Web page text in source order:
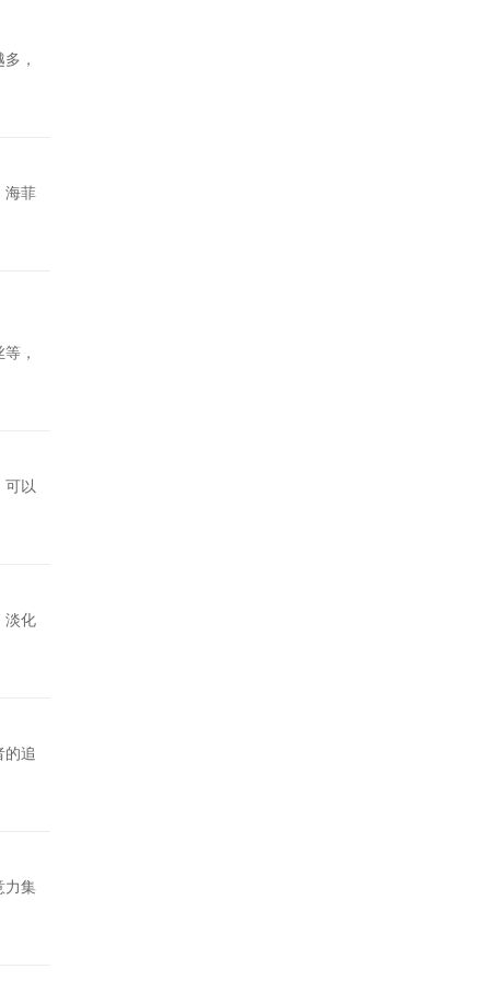
，
海菲
，
可以
淡化
的追
力集